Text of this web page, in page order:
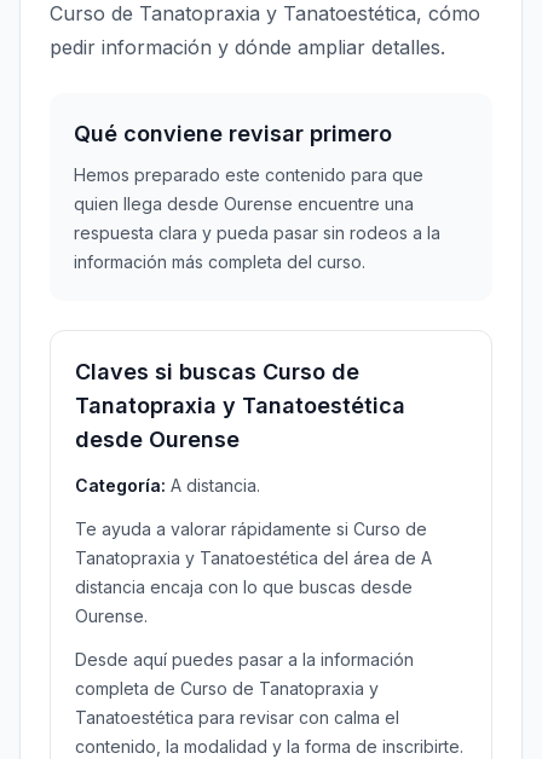
Curso de Tanatopraxia y Tanatoestética, cómo
pedir información y dónde ampliar detalles.
Qué conviene revisar primero
Hemos preparado este contenido para que
quien llega desde Ourense encuentre una
respuesta clara y pueda pasar sin rodeos a la
información más completa del curso.
Claves si buscas Curso de
Tanatopraxia y Tanatoestética
desde Ourense
Categoría: A distancia.
Te ayuda a valorar rápidamente si Curso de
Tanatopraxia y Tanatoestética del área de A
distancia encaja con lo que buscas desde
Ourense.
Desde aquí puedes pasar a la información
completa de Curso de Tanatopraxia y
Tanatoestética para revisar con calma el
contenido, la modalidad y la forma de inscribirte.